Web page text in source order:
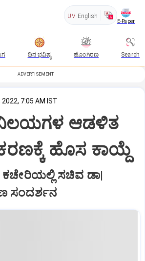
UV English
E-Paper
ದಿನ ಭವಿಷ್ಯ ಹೊಂಗಿರಣ Search
ADVERTISEMENT
2022, 7:05 AM IST
ಆಡಳಿತ
ಹೊಸ ಕಾಯ್ದೆ
ಸಚಿವ ಡಾ|
ಸಂದರ್ಶನ